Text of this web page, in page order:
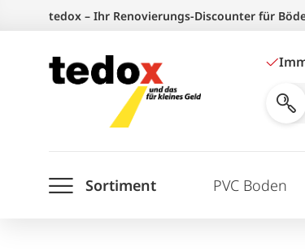
springen
tedox – Ihr Renovierungs-Discounter für
Shop
Sortiment PVC Boden